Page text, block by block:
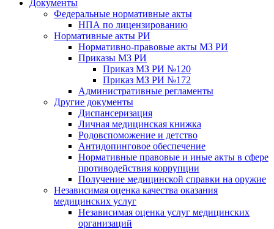
Документы
Федеральные нормативные акты
НПА по лицензированию
Нормативные акты РИ
Нормативно-правовые акты МЗ РИ
Приказы МЗ РИ
Приказ МЗ РИ №120
Приказ МЗ РИ №172
Административные регламенты
Другие документы
Диспансеризация
Личная медицинская книжка
Родовспоможение и детство
Антидопинговое обеспечение
Нормативные правовые и иные акты в сфере
противодействия коррупции
Получение медицинской справки на оружие
Независимая оценка качества оказания
медицинских услуг
Независимая оценка услуг медицинскиx
организаций